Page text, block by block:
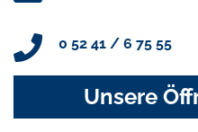
0 52 41 / 6 75 55
Unsere